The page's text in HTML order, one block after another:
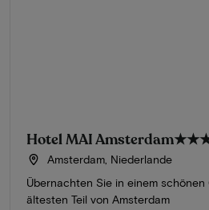
Hotel MAI Amsterdam
Amsterdam, Niederlande
Übernachten Sie in einem
ältesten Teil von Amsterdam